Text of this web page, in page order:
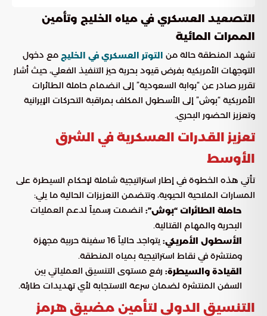
التصعيد العسكري في مياه الخليج وتأمين
الممرات المائية
تشهد المنطقة حالة من التوتر العسكري في الخليج مع دخول
التوجهات الأمريكية بفرض قيود بحرية حيز التنفيذ الفعلي، حيث أشار
تقرير صادر عن “بوابة السعودية” إلى انضمام حاملة الطائرات
الأمريكية “بوش” إلى الأسطول المكلف بمراقبة التحركات الإيرانية
وتعزيز الحضور البحري.
تعزيز القدرات العسكرية في الشرق
الأوسط
تأتي هذه الخطوة في إطار استراتيجية شاملة لإحكام السيطرة على
المسارات الملاحية الحيوية، وتتضمن التعزيزات الحالية ما يلي:
حاملة الطائرات “بوش”: انضمت رسمياً لدعم العمليات
البحرية والمهام القتالية.
الأسطول الأمريكي:
يتواجد حالياً 16 سفينة حربية مجهزة
ومنتشرة في نقاط استراتيجية بمياه المنطقة.
القيادة والسيطرة: رفع مستوى التنسيق العملياتي بين
السفن المنتشرة لضمان سرعة الاستجابة لأي تهديدات طارئة.
التنسيق الدولي لتأمين مضيق هرمز